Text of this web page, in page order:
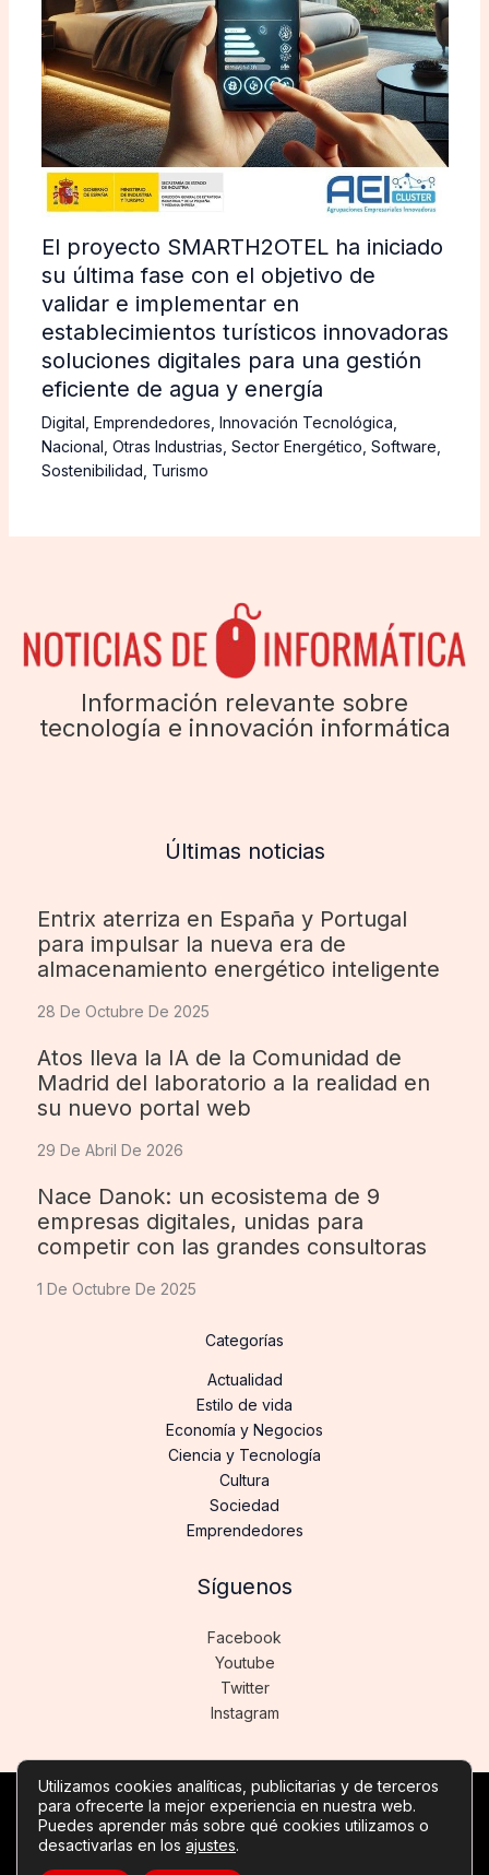
El proyecto SMARTH2OTEL ha iniciado
su última fase con el objetivo de
validar e implementar en
establecimientos turísticos innovadoras
soluciones digitales para una gestión
eficiente de agua y energía
Digital Emprendedores Innovación Tecnológica
Nacional Otras Industrias Sector Energético Software
Sostenibilidad Turismo
Información relevante sobre
tecnología e innovación informática
Últimas noticias
Entrix aterriza en España y Portugal
para impulsar la nueva era de
almacenamiento energético inteligente
28 De Octubre De 2025
Atos lleva la IA de la Comunidad de
Madrid del laboratorio a la realidad en
su nuevo portal web
29 De Abril De 2026
Nace Danok: un ecosistema de 9
empresas digitales, unidas para
competir con las grandes consultoras
1 De Octubre De 2025
Categorías
Actualidad
Estilo de vida
Economía y Negocios
Ciencia y Tecnología
Cultura
Sociedad
Emprendedores
Síguenos
Facebook
Youtube
Twitter
Instagram
Copyright © Todos los derechos reservados -
noticiasdeinformatica.es
Utilizamos cookies analíticas, publicitarias y de terceros
para ofrecerte la mejor experiencia en nuestra web.
Puedes aprender más sobre qué cookies utilizamos o
desactivarlas en los ajustes.